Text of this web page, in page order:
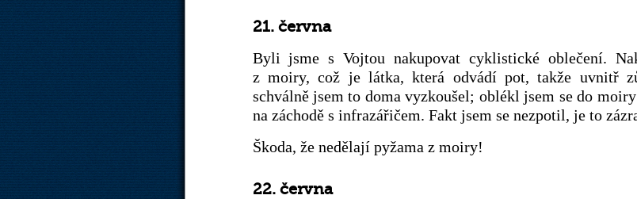
21. června
Byli jsme s Vojtou nakupovat cyklistické oblečení.
z moiry, což je látka, která odvádí pot, takže uvnitř
schválně jsem to doma vyzkoušel; oblékl jsem se do
na záchodě s infrazářičem. Fakt jsem se nezpotil, je to
Škoda, že nedělají pyžama z moiry!
22. června